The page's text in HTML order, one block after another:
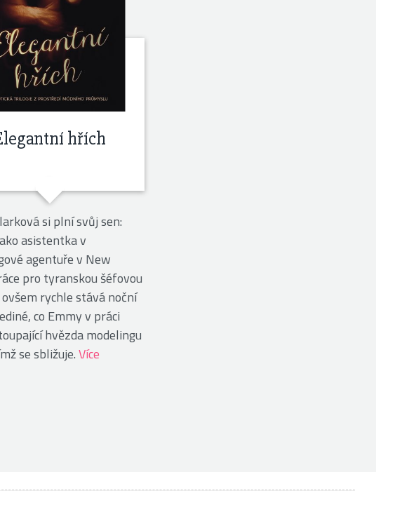
hřích
si plní svůj sen:
asistentka v
agentuře v New
pro tyranskou šéfovou
ovšem rychle stává noční
co Emmy v práci
hvězda modelingu
se sbližuje.Více